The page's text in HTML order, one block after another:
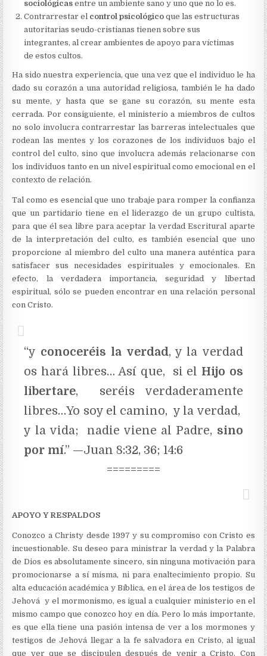
sociológicas entre un ambiente sano y uno que no lo es.
Contrarrestar el control psicológicoque las estructuras
autoritarias seudo-cristianas tienen sobre sus
integrantes, al crear ambientes de apoyo para víctimas
de estos cultos.
Ha sido nuestra experiencia, que una vez que el individuo le ha
dado su corazón a una autoridad religiosa, también le ha dado
su mente, y hasta que se gane su corazón, su mente esta
cerrada. Por consiguiente, el ministerio a miembros de cultos
no solo involucra contrarrestar las barreras intelectuales que
rodean las mentes y los corazones de los individuos bajo el
control del culto, sino que involucra además relacionarse con
los individuos tanto en un nivel espiritual como emocional en el
contexto de relación.
Tal como es esencial que uno trabaje para romper la confianza
que un partidario tiene en el liderazgo de un grupo cultista,
para que él sea libre para aceptar la verdad Escritural aparte
de la interpretación del culto, es también esencial que uno
proporcione al miembro del culto una manera auténtica para
satisfacer sus necesidades espirituales y emocionales. En
efecto, la verdadera importancia, seguridad y libertad
espiritual, sólo se pueden encontrar en una relación personal
con Cristo.
“y conoceréis la verdad, y la verdad
os hará libres… Así que, si el Hijo os
libertare, seréis verdaderamente
libres…Yo soy el camino, y la verdad,
y la vida; nadie viene al Padre, sino
por mí.” —Juan 8:32, 36; 14:6
=========
APOYO Y RESPALDOS
Conozco a Christy desde 1997 y su compromiso con Cristo es
incuestionable. Su deseo para ministrar la verdad y la Palabra
de Dios es absolutamente sincero, sin ninguna motivación para
promocionarse a sí misma, ni para enaltecimiento propio. Su
alta educación académica y Bíblica, en el área de los testigos de
Jehová y el mormonismo, es igual a cualquier ministerio en el
mismo campo que conozco hoy en día. Pero lo más importante,
es que ella tiene una pasión intensa de ver a los mormones y
testigos de Jehová llegar a la fe salvadora en Cristo, al igual
que ver que se discipulen después de venir a Cristo. Con